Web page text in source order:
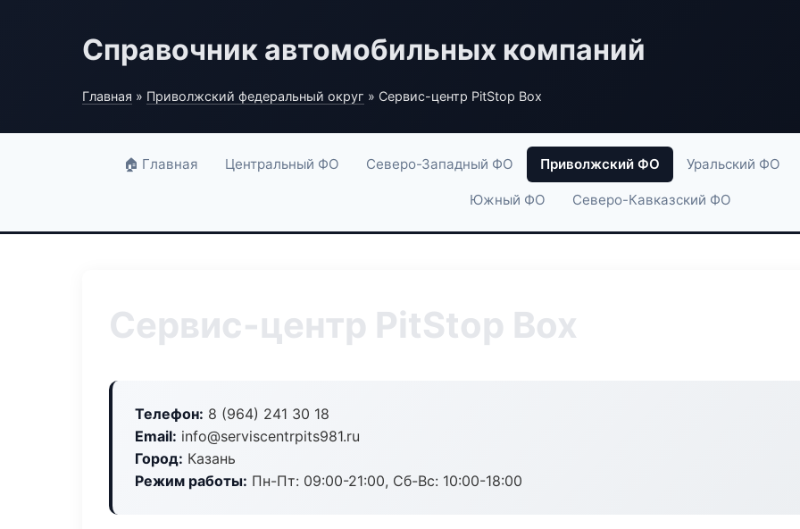
Справочник автомобильных компаний
Главная » Приволжский федеральный округ » Сервис-центр PitStop Box
🏠 Главная Центральный ФО Северо-Западный ФО Приволжский ФО Уральский ФО
Южный ФО Северо-Кавказский ФО
Сервис-центр PitStop Box
Телефон: 8 (964) 241 30 18
Email: info@serviscentrpits981.ru
Город: Казань
Режим работы: Пн-Пт: 09:00-21:00, Сб-Вс: 10:00-18:00